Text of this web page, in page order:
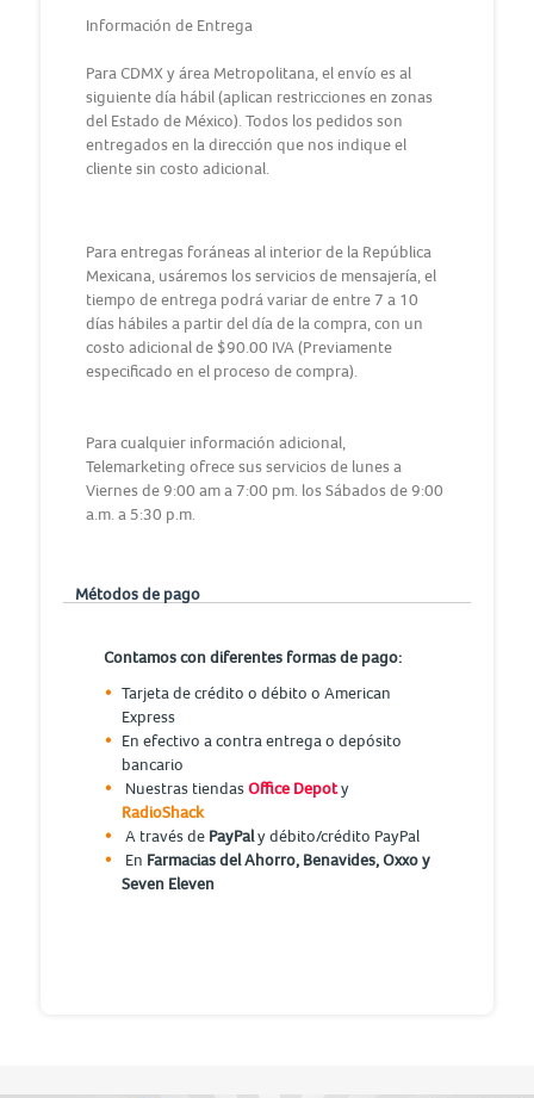
Información de Entrega
Para CDMX y área Metropolitana, el envío es al
siguiente día hábil (aplican restricciones en zonas
del Estado de México). Todos los pedidos son
entregados en la dirección que nos indique el
cliente sin costo adicional.
Para entregas foráneas al interior de la República
Mexicana, usáremos los servicios de mensajería, el
tiempo de entrega podrá variar de entre 7 a 10
días hábiles a partir del día de la compra, con un
costo adicional de $90.00 IVA (Previamente
especificado en el proceso de compra).
Para cualquier información adicional,
Telemarketing ofrece sus servicios de lunes a
Viernes de 9:00 am a 7:00 pm. los Sábados de 9:00
a.m. a 5:30 p.m.
Métodos de pago
Contamos con diferentes formas de pago:
Tarjeta de crédito o débito o American
Express
En efectivo a contra entrega o depósito
bancario
Nuestras tiendasOffice Depoty
RadioShack
A través de PayPaly débito/crédito PayPal
En Farmacias del Ahorro, Benavides, Oxxo y
Seven Eleven